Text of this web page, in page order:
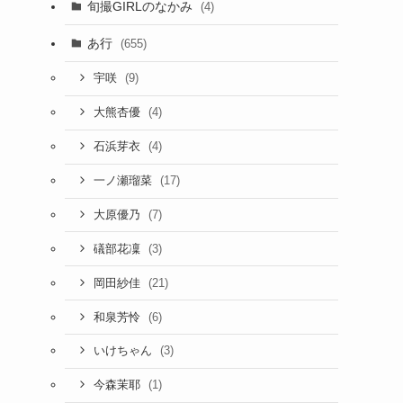
旬撮GIRLのなかみ (4)
あ行 (655)
宇咲 (9)
大熊杏優 (4)
石浜芽衣 (4)
一ノ瀬瑠菜 (17)
大原優乃 (7)
礒部花凜 (3)
岡田紗佳 (21)
和泉芳怜 (6)
いけちゃん (3)
今森茉耶 (1)